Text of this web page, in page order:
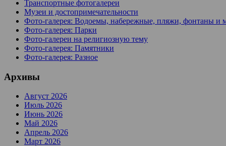
Транспортные фотогалереи
Музеи и достопримечательности
Фото-галерея: Водоемы, набережные, пляжи, фонтаны и
Фото-галерея: Парки
Фото-галереи на религиозную тему
Фото-галерея: Памятники
Фото-галерея: Разное
Архивы
Август 2026
Июль 2026
Июнь 2026
Май 2026
Апрель 2026
Март 2026